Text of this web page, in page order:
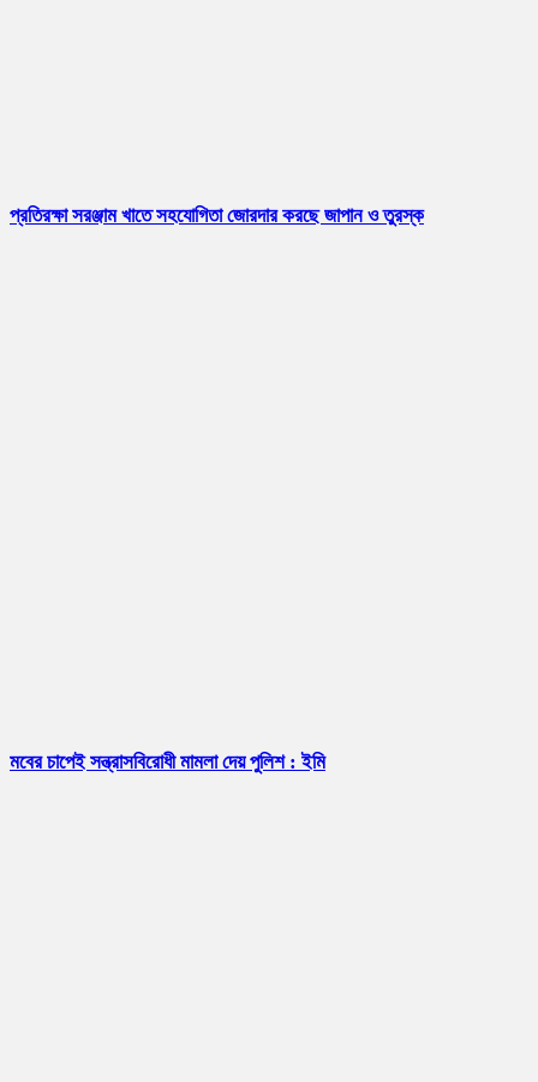
প্রতিরক্ষা সরঞ্জাম খাতে সহযোগিতা জোরদার করছে জাপান ও তুরস্ক
মবের চাপেই সন্ত্রাসবিরোধী মামলা দেয় পুলিশ : ইমি